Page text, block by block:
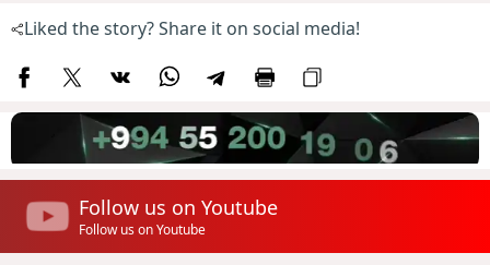
Liked the story? Share it on social media!
Follow us on Youtube
Follow us on Youtube